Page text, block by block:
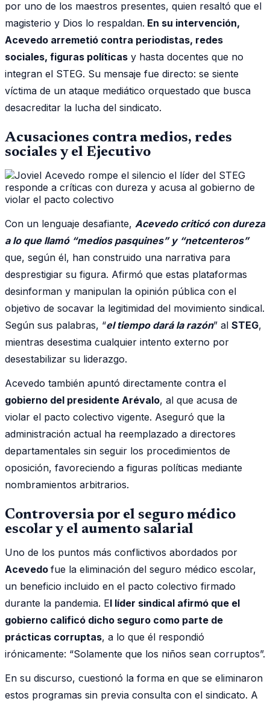
por uno de los maestros presentes, quien resaltó que el
magisterio y Dios lo respaldan. En su intervención,
Acevedo arremetió contra periodistas, redes
sociales, figuras políticas y hasta docentes que no
integran el STEG. Su mensaje fue directo: se siente
víctima de un ataque mediático orquestado que busca
desacreditar la lucha del sindicato.
Acusaciones contra medios, redes
sociales y el Ejecutivo
Con un lenguaje desafiante, Acevedo criticó con dureza
a lo que llamó “medios pasquines” y “netcenteros”
que, según él, han construido una narrativa para
desprestigiar su figura. Afirmó que estas plataformas
desinforman y manipulan la opinión pública con el
objetivo de socavar la legitimidad del movimiento sindical.
Según sus palabras, “el tiempo dará la razón” al STEG,
mientras desestima cualquier intento externo por
desestabilizar su liderazgo.
Acevedo también apuntó directamente contra el
gobierno del presidente Arévalo, al que acusa de
violar el pacto colectivo vigente. Aseguró que la
administración actual ha reemplazado a directores
departamentales sin seguir los procedimientos de
oposición, favoreciendo a figuras políticas mediante
nombramientos arbitrarios.
Controversia por el seguro médico
escolar y el aumento salarial
Uno de los puntos más conflictivos abordados por
Acevedo fue la eliminación del seguro médico escolar,
un beneficio incluido en el pacto colectivo firmado
durante la pandemia. El líder sindical afirmó que el
gobierno calificó dicho seguro como parte de
prácticas corruptas, a lo que él respondió
irónicamente: “Solamente que los niños sean corruptos”.
En su discurso, cuestionó la forma en que se eliminaron
estos programas sin previa consulta con el sindicato. A